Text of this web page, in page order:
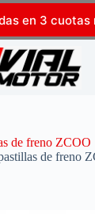
en 3 cuotas
de freno ZCOO
de freno